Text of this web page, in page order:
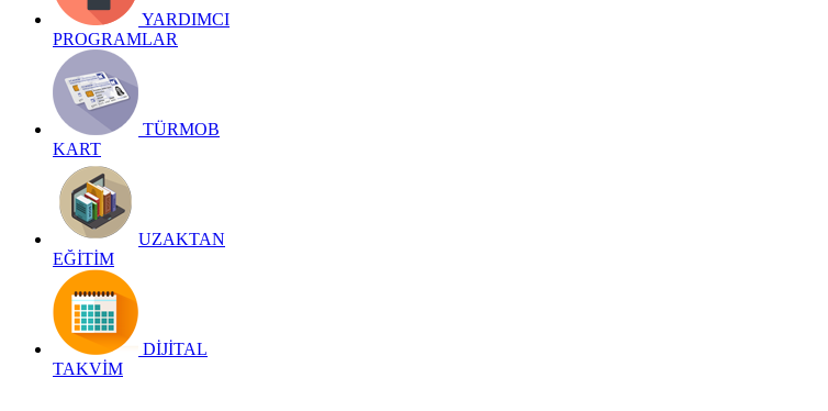
YARDIMCI
PROGRAMLAR
TÜRMOB
KART
UZAKTAN
EĞİTİM
DİJİTAL
TAKVİM